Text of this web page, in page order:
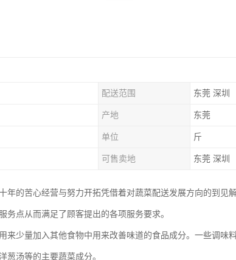
配送范围 东莞 深圳
产地 东莞
单位 斤
可售卖地 东莞 深圳
年的苦心经营与努力开拓凭借着对蔬菜配送发展方向的到见
务点从而满足了顾客提出的各项服务要求。
来少量加入其他食物中用来改善味道的食品成分。一些调味
葱汤等的主要蔬菜成分。